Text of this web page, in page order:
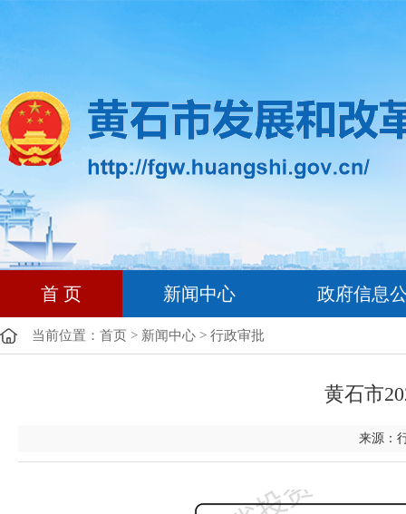
首 页 新闻中心 政府信息
当前位置： 首页 > 新闻中心 > 行政审批
黄石市
来源：